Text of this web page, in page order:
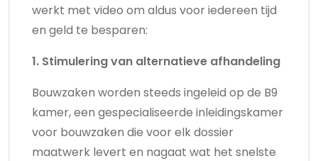
werkt met video om aldus voor iedereen tijd
en geld te besparen:
1. Stimulering van alternatieve afhandeling
Bouwzaken worden steeds ingeleid op de B9
kamer, een gespecialiseerde inleidingskamer
voor bouwzaken die voor elk dossier
maatwerk levert en nagaat wat het snelste